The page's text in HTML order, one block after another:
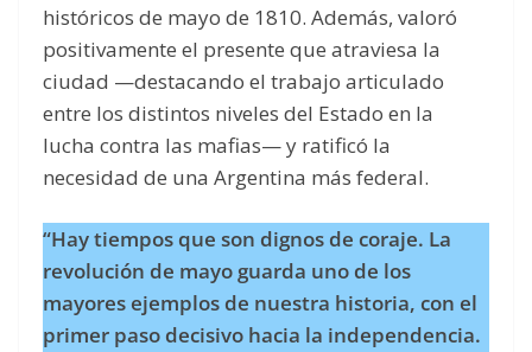
históricos de mayo de 1810. Además, valoró
positivamente el presente que atraviesa la
ciudad —destacando el trabajo articulado
entre los distintos niveles del Estado en la
lucha contra las mafias— y ratificó la
necesidad de una Argentina más federal.
“Hay tiempos que son dignos de coraje. La
revolución de mayo guarda uno de los
mayores ejemplos de nuestra historia, con el
primer paso decisivo hacia la independencia.